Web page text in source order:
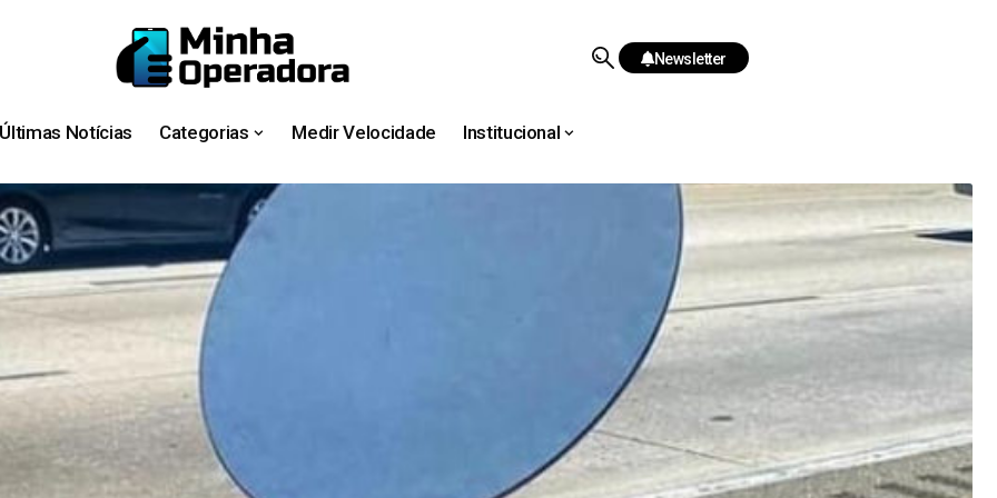
Newsletter
Últimas Notícias Categorias Medir Velocidade Institucional